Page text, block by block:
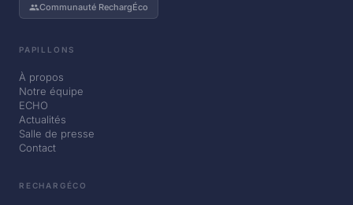
Communauté RechargÉco
PAPILLONS
À propos
Notre équipe
ECHO
Actualités
Salle de presse
Contact
RECHARGÉCO